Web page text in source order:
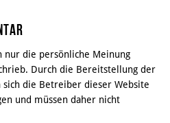
nur die persönliche Meinung
Durch die Bereitstellung der
die Betreiber dieser Website
und müssen daher nicht